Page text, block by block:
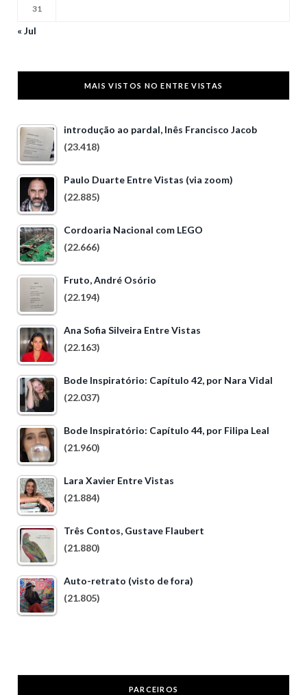
31
« Jul
MAIS VISTOS NO ENTRE VISTAS
introdução ao pardal, Inês Francisco Jacob
(23.418)
Paulo Duarte Entre Vistas (via zoom)
(22.885)
Cordoaria Nacional com LEGO
(22.666)
Fruto, André Osório
(22.194)
Ana Sofia Silveira Entre Vistas
(22.163)
Bode Inspiratório: Capítulo 42, por Nara Vidal
(22.037)
Bode Inspiratório: Capítulo 44, por Filipa Leal
(21.960)
Lara Xavier Entre Vistas
(21.884)
Três Contos, Gustave Flaubert
(21.880)
Auto-retrato (visto de fora)
(21.805)
PARCEIROS